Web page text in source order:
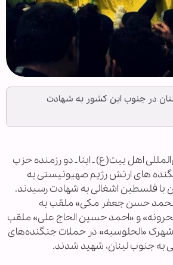
در جنوب این کشور به شهادت
اهل بیت(ع) ـ ابنا ـ دو رزمنده حزب
های ارتش رژیم صهیونیستی به
با فلسطین اشغالی به شهادت رسیدند.
حسن جعفر مکی» ملقب به
و «احمد حسین الحاج علی» ملقب
«الحلوسیه» در حملات جنگنده‌های
به جنوب لبنان، شهید شدند.